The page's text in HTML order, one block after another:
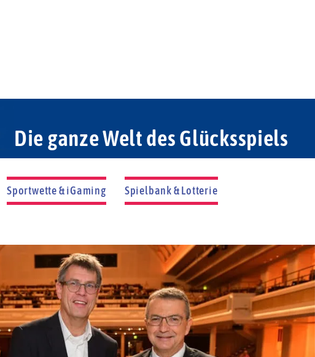
Die ganze Welt des Glücksspiels
Sportwette & iGaming Spielbank & Lotterie